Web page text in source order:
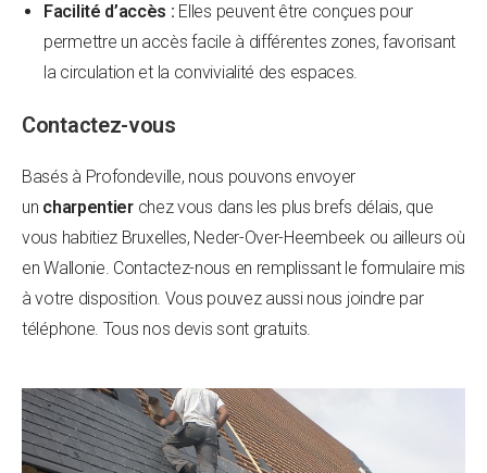
Facilité d’accès : Elles peuvent être conçues pour
permettre un accès facile à différentes zones, favorisant
la circulation et la convivialité des espaces.
Contactez-vous
Basés à Profondeville, nous pouvons envoyer
un charpentierchez vous dans les plus brefs délais, que
vous habitiez Bruxelles, Neder-Over-Heembeek ou ailleurs où
en Wallonie. Contactez-nous en remplissant le formulaire mis
à votre disposition. Vous pouvez aussi nous joindre par
téléphone. Tous nos devis sont gratuits.